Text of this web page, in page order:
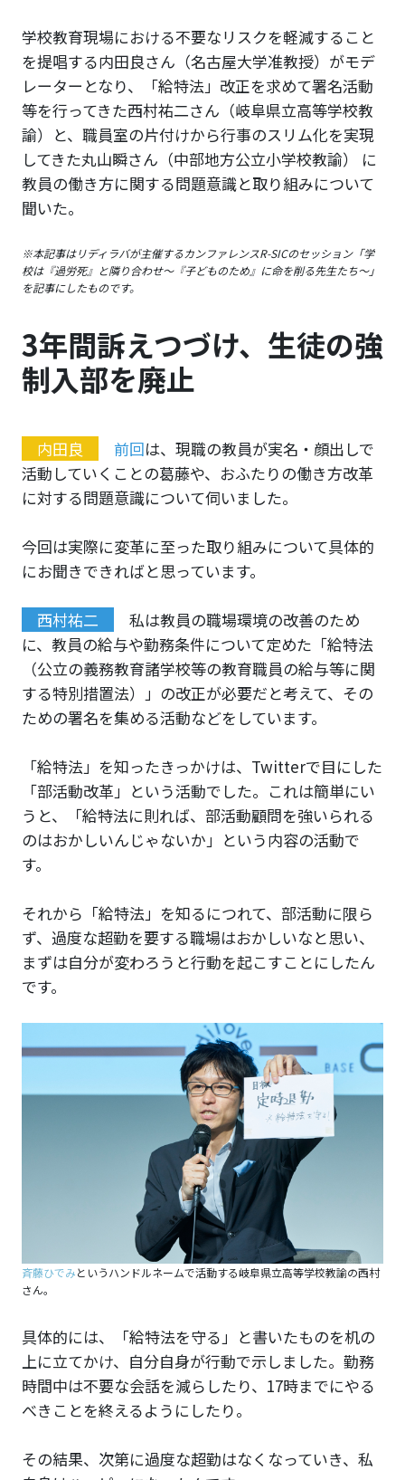
学校教育現場における不要なリスクを軽減すること
を提唱する内田良さん（名古屋大学准教授）がモデ
レーターとなり、「給特法」改正を求めて署名活動
等を行ってきた西村祐二さん（岐阜県立高等学校教
諭）と、職員室の片付けから行事のスリム化を実現
してきた丸山瞬さん（中部地方公立小学校教諭） に
教員の働き方に関する問題意識と取り組みについて
聞いた。
※本記事はリディラバが主催するカンファレンスR-SICのセッション「学
校は『過労死』と隣り合わせ〜『子どものため』に命を削る先生たち〜」
を記事にしたものです。
3年間訴えつづけ、生徒の強
制入部を廃止
内田良 前回は、現職の教員が実名・顔出しで
活動していくことの葛藤や、おふたりの働き方改革
に対する問題意識について伺いました。
今回は実際に変革に至った取り組みについて具体的
にお聞きできればと思っています。
西村祐二
私は教員の職場環境の改善のため
に、教員の給与や勤務条件について定めた「給特法
（公立の義務教育諸学校等の教育職員の給与等に関
する特別措置法）」の改正が必要だと考えて、その
ための署名を集める活動などをしています。
「給特法」を知ったきっかけは、Twitterで目にした
「部活動改革」という活動でした。これは簡単にい
うと、「給特法に則れば、部活動顧問を強いられる
のはおかしいんじゃないか」という内容の活動で
す。
それから「給特法」を知るにつれて、部活動に限ら
ず、過度な超勤を要する職場はおかしいなと思い、
まずは自分が変わろうと行動を起こすことにしたん
です。
斉藤ひでみというハンドルネームで活動する岐阜県立高等学校教諭の西村
さん。
具体的には、「給特法を守る」と書いたものを机の
上に立てかけ、自分自身が行動で示しました。勤務
時間中は不要な会話を減らしたり、17時までにやる
べきことを終えるようにしたり。
その結果、次第に過度な超勤はなくなっていき、私